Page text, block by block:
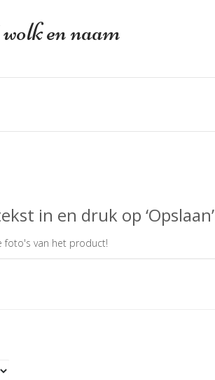
en naam
in en druk op ‘Opslaan’
foto's van het product!